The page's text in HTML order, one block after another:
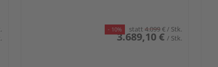
- 10% statt 4.099€ / Stk.
3.689,10 € / Stk.